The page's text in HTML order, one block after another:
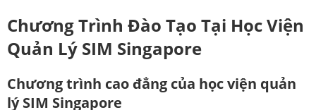
Chương Trình Đào Tạo Tại Học Viện
Quản Lý SIM Singapore
Chương trình cao đẳng của học viện quản
lý SIM Singapore